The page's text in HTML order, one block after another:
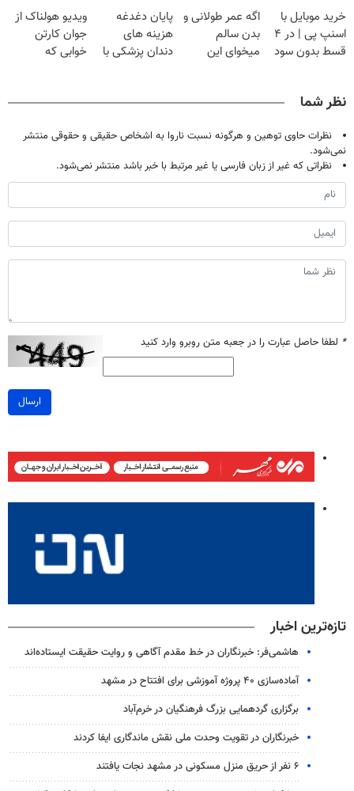
میلیون تومان!!!
فقط ۲۵ میلیون
درمانش کرد؟؟؟؟
خرید موبایل با
اسنپ پی | در ۴
قسط بدون سود
اگه عمر طولانی و
بدن سالم
میخوای این
پایان دغدغه
هزینه های
دندان پزشکی با
ویدیو هولناک از
جوان کارتن
خوابی که
نظر شما
نظرات حاوی توهین و هرگونه نسبت ناروا به اشخاص حقیقی و حقوقی منتشر
نمی‌شود.
نظراتی که غیر از زبان فارسی یا غیر مرتبط با خبر باشد منتشر نمی‌شود.
* لطفا حاصل عبارت را در جعبه متن روبرو وارد کنید
ارسال
تازه‌ترین اخبار
هاشمی‌فر​​​​​​​: خبرنگاران در خط مقدم آگاهی و روایت حقیقت ایستاده‌اند
آماده‌سازی ۴۰ پروژه آموزشی برای افتتاح در مشهد
برگزاری گردهمایی بزرگ فرهنگیان در خرم‌آباد
خبرنگاران در تقویت وحدت ملی نقش ماندگاری ایفا کردند
۶ نفر از حریق منزل مسکونی در مشهد نجات یافتند